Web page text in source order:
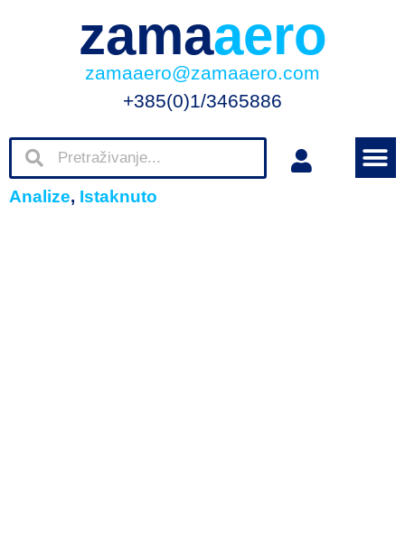
zamaaero
zamaaero@zamaaero.com
+385(0)1/3465886
Analize, Istaknuto